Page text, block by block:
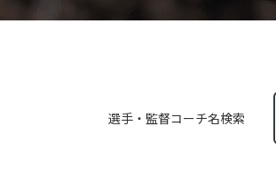
選手・監督コーチ名検索